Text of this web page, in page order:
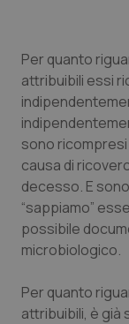
Campania
Emilia-
Friuli
Lazio
Liguria
Lombardia
Car-T
Dermatite
Diabete &
Disturbi
Dolore
Per quanto
attribuibili essi
sono
causa di
decesso. E
“sappiamo”
possibile
microbiologico.
Per quanto
attribuibili, è già